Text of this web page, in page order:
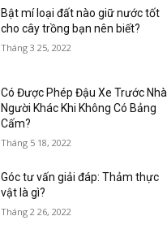
Bật mí loại đất nào giữ nước tốt
cho cây trồng bạn nên biết?
Tháng 3 25, 2022
Có Được Phép Đậu Xe Trước Nhà
Người Khác Khi Không Có Bảng
Cấm?
Tháng 5 18, 2022
Góc tư vấn giải đáp: Thảm thực
vật là gì?
Tháng 2 26, 2022